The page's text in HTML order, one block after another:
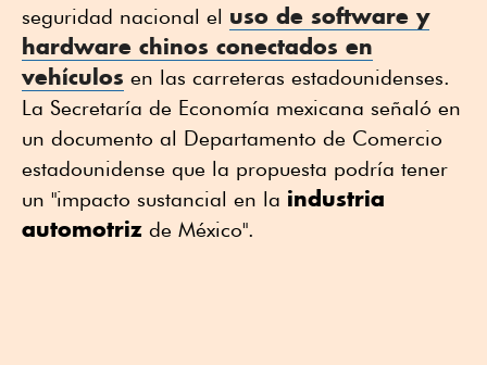
seguridad nacional el uso de software y
hardware chinos conectados en
vehículos en las carreteras estadounidenses.
La Secretaría de Economía mexicana señaló en
un documento al Departamento de Comercio
estadounidense que la propuesta podría tener
un "impacto sustancial en la industria
automotriz de México".